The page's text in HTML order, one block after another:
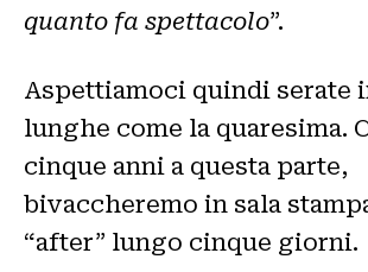
quanto fa spettacolo”.
Aspettiamoci quindi serate
lunghe come la quaresima.
cinque anni a questa parte,
bivaccheremo in sala
“after” lungo cinque giorni.